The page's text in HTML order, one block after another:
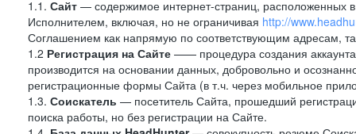
1.1. Сайт — содержимое интернет-страниц, расположенных
Исполнителем, включая, но не ограничивая http://
Соглашением как напрямую по соответствующим адресам,
1.2 Регистрация на Сайте —— процедура создания
производится на основании данных, добровольно и
регистрационные формы Сайта (в т.ч. через мобильное
1.3. Соискатель — посетитель Сайта, прошедший
поиска работы, но без регистрации на Сайте.